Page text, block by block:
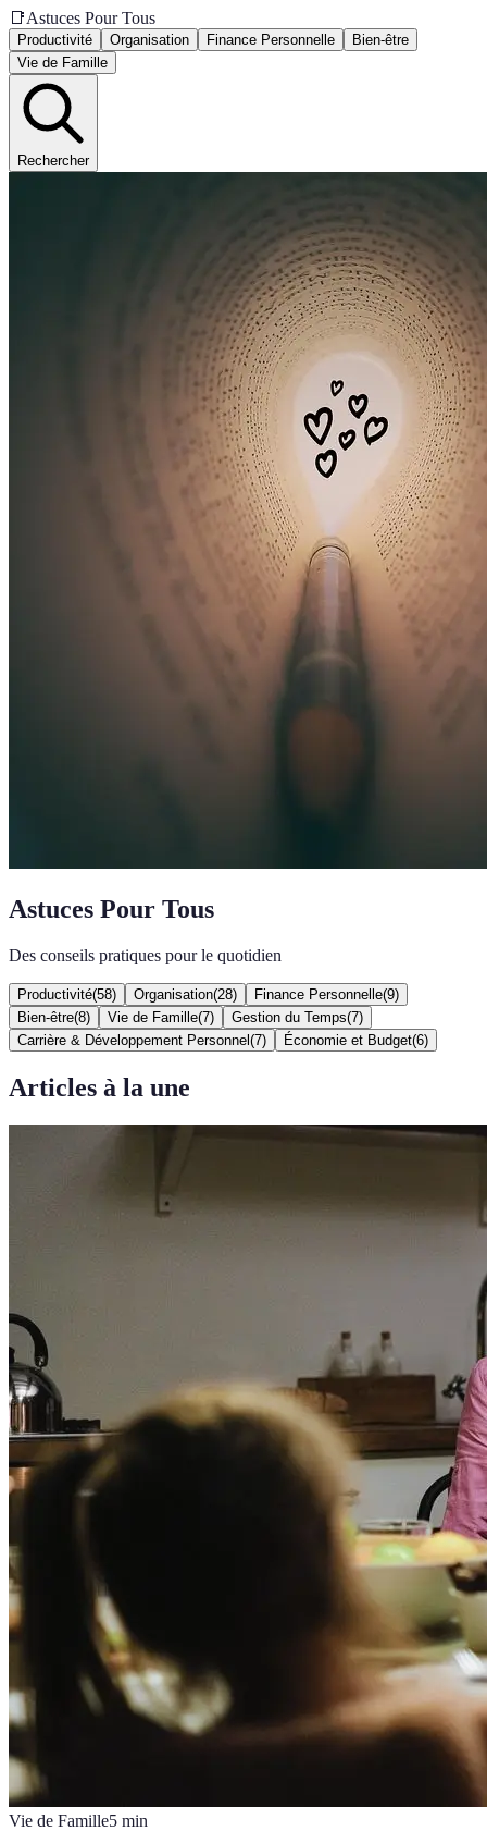
📑Astuces Pour Tous
Productivité Organisation Finance Personnelle
Bien-être
Vie de Famille
Rechercher
Astuces Pour Tous
Des conseils pratiques pour le quotidien
Productivité(58) Organisation(28) Finance Personnelle(9)
Bien-être(8) Vie de Famille(7) Gestion du Temps(7)
Carrière & Développement Personnel (7) Économie et Budget(6)
Articles à la une
Vie de Famille5 min